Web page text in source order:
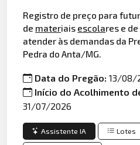
Registro de preço para
de materiais escolares e
atender às demandas da
Pedra do Anta/MG.
Data do Pregão:13/08/
Início do Acolhimento
31/07/2026
Assistente IA Lotes